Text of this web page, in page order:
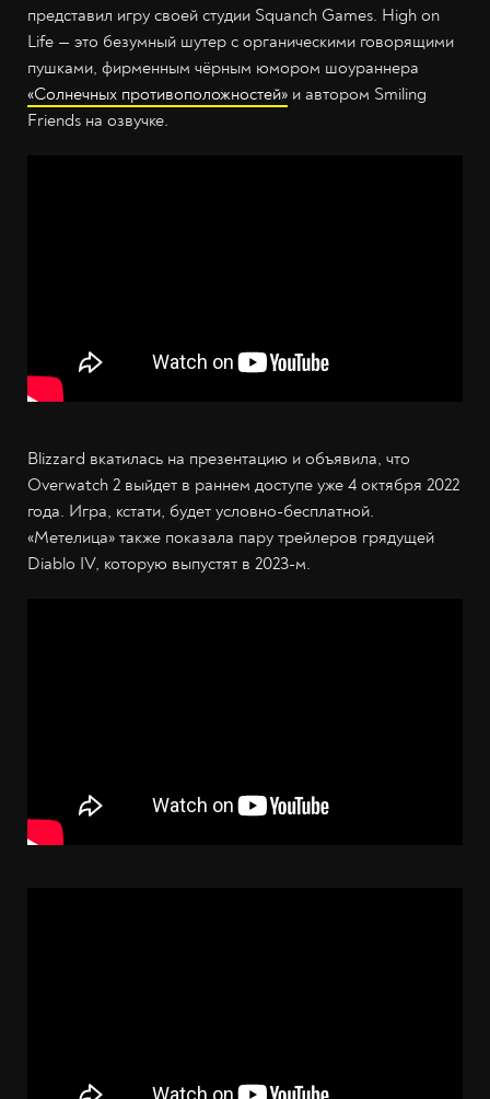
представил игру своей студии Squanch Games. High on
Life — это безумный шутер с органическими говорящими
пушками, фирменным чёрным юмором шоураннера
«Солнечных противоположностей» и автором Smiling
Friends на озвучке.
Blizzard вкатилась на презентацию и объявила, что
Overwatch 2 выйдет в раннем доступе уже 4 октября 2022
года. Игра, кстати, будет условно-бесплатной.
«Метелица» также показала пару трейлеров грядущей
Diablo IV, которую выпустят в 2023-м.